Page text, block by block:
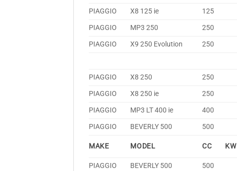
PIAGGIO
X8 125 ie 125
PIAGGIO
MP3 250 250
PIAGGIO
X9 250 Evolution 250
PIAGGIO
X8 250 250
PIAGGIO
X8 250 ie 250
PIAGGIO
MP3 LT 400 ie 400
PIAGGIO
BEVERLY 500 500
MAKE MODEL CC KW
PIAGGIO BEVERLY 500 500